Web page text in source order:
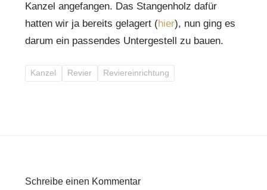
Kanzel angefangen. Das Stangenholz dafür
hatten wir ja bereits gelagert (hier), nun ging es
darum ein passendes Untergestell zu bauen.
Kanzel Revier Reviereinrichtung
Schreibe einen Kommentar